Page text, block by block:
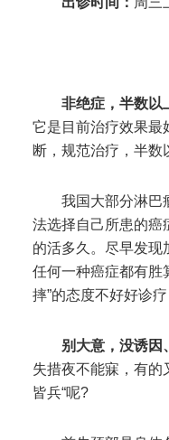
非绝症，半数以
它是目前治疗效果最
断，规范治疗，半数
我国大部分淋巴瘤
法选择自己所患的癌
的活多久。尽早发现
任何一种癌症都有胜
摔”的态度不好好诊
别大意，没诱因
失措夜不能寐，有的
皆兵“呢?